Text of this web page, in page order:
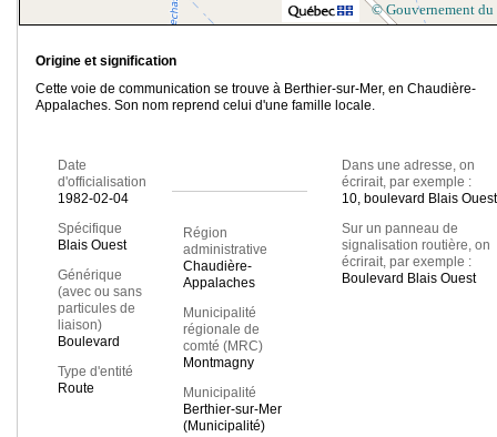
© Gouvernement du
Origine et signification
Cette voie de communication se trouve à Berthier-sur-Mer, en Chaudière-
Appalaches. Son nom reprend celui d'une famille locale.
Date
d'officialisation
1982-02-04
Spécifique
Blais Ouest
Générique
(avec ou sans
particules de
liaison)
Boulevard
Type d'entité
Route
Région
administrative
Chaudière-
Appalaches
Municipalité
régionale de
comté (MRC)
Montmagny
Municipalité
Berthier-sur-Mer
(Municipalité)
Dans une adresse, on
écrirait, par exemple :
10, boulevard Blais Ouest
Sur un panneau de
signalisation routière, on
écrirait, par exemple :
Boulevard Blais Ouest